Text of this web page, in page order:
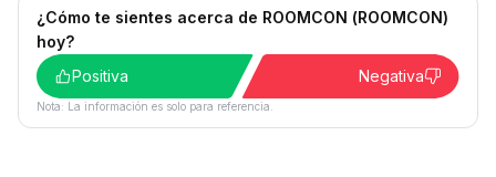
¿Cómo te sientes acerca de ROOMCON (ROOMCON)
hoy?
Positiva
Negativa
Nota: La información es solo para referencia.